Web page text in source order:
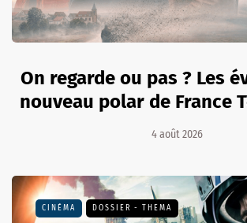
On regarde ou pas ? Les
nouveau polar de France
4 août 2026
CINÉMA DOSSIER - THEMA